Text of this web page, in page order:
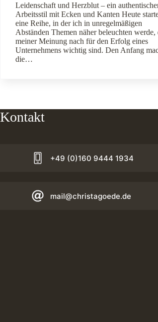
Leidenschaft und Herzblut – ein
Arbeitsstil mit Ecken und Kanten Heute
eine Reihe, in der ich in unregelmäßigen
Abständen Themen näher beleuchten werde,
meiner Meinung nach für den Erfolg eines
Unternehmens wichtig sind. Den Anfang
die…
Kontakt
+49 (0)160 9444 1934
mail@christagoede.de